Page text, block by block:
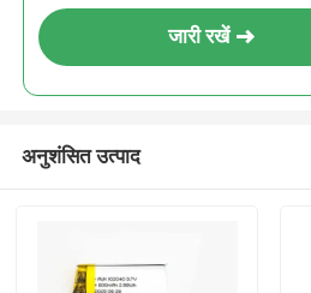
जारी रखें
अनुशंसित उत्पाद